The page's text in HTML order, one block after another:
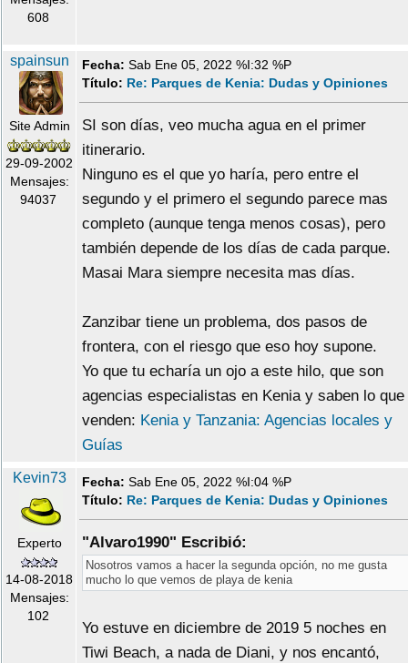
608
spainsun
Site Admin
29-09-2002
Mensajes:
94037
Fecha: Sab Ene 05, 2022 %I:32 %P
Título: Re: Parques de Kenia: Dudas y Opiniones
SI son días, veo mucha agua en el primer
itinerario.
Ninguno es el que yo haría, pero entre el
segundo y el primero el segundo parece mas
completo (aunque tenga menos cosas), pero
también depende de los días de cada parque.
Masai Mara siempre necesita mas días.
Zanzibar tiene un problema, dos pasos de
frontera, con el riesgo que eso hoy supone.
Yo que tu echaría un ojo a este hilo, que son
agencias especialistas en Kenia y saben lo que
venden: Kenia y Tanzania: Agencias locales y
Guías
Kevin73
Experto
14-08-2018
Mensajes:
102
Fecha: Sab Ene 05, 2022 %I:04 %P
Título: Re: Parques de Kenia: Dudas y Opiniones
"Alvaro1990" Escribió:
Nosotros vamos a hacer la segunda opción, no me gusta
mucho lo que vemos de playa de kenia
Yo estuve en diciembre de 2019 5 noches en
Tiwi Beach, a nada de Diani, y nos encantó,